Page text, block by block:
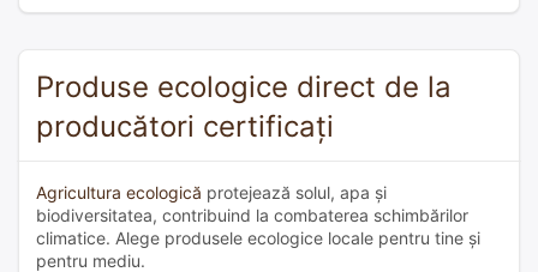
Produse ecologice direct de la
producători certificați
Agricultura ecologică protejează solul, apa și
biodiversitatea, contribuind la combaterea schimbărilor
climatice. Alege produsele ecologice locale pentru tine și
pentru mediu.